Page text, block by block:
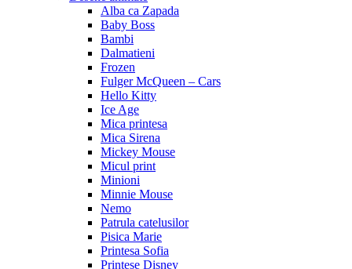
Alba ca Zapada
Baby Boss
Bambi
Dalmatieni
Frozen
Fulger McQueen – Cars
Hello Kitty
Ice Age
Mica printesa
Mica Sirena
Mickey Mouse
Micul print
Minioni
Minnie Mouse
Nemo
Patrula catelusilor
Pisica Marie
Printesa Sofia
Printese Disney